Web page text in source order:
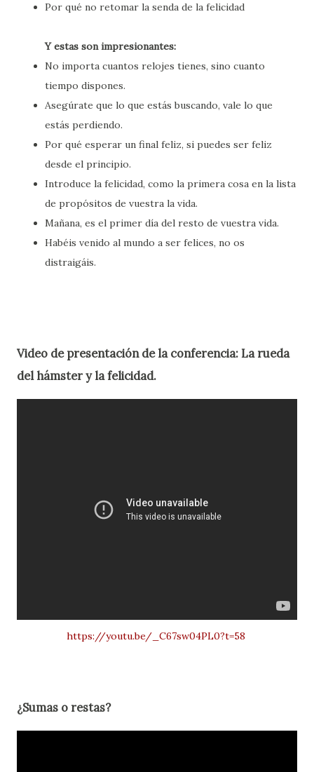
Por qué no retomar la senda de la felicidad
Y estas son impresionantes:
No importa cuantos relojes tienes, sino cuanto
tiempo dispones.
Asegúrate que lo que estás buscando, vale lo que
estás perdiendo.
Por qué esperar un final feliz, si puedes ser feliz
desde el principio.
Introduce la felicidad, como la primera cosa en la lista
de propósitos de vuestra la vida.
Mañana, es el primer día del resto de vuestra vida.
Habéis venido al mundo a ser felices, no os
distraigáis.
Video de presentación de la conferencia: La rueda
del hámster y la felicidad.
https://youtu.be/_C67sw04PL0?t=58
¿Sumas o restas?